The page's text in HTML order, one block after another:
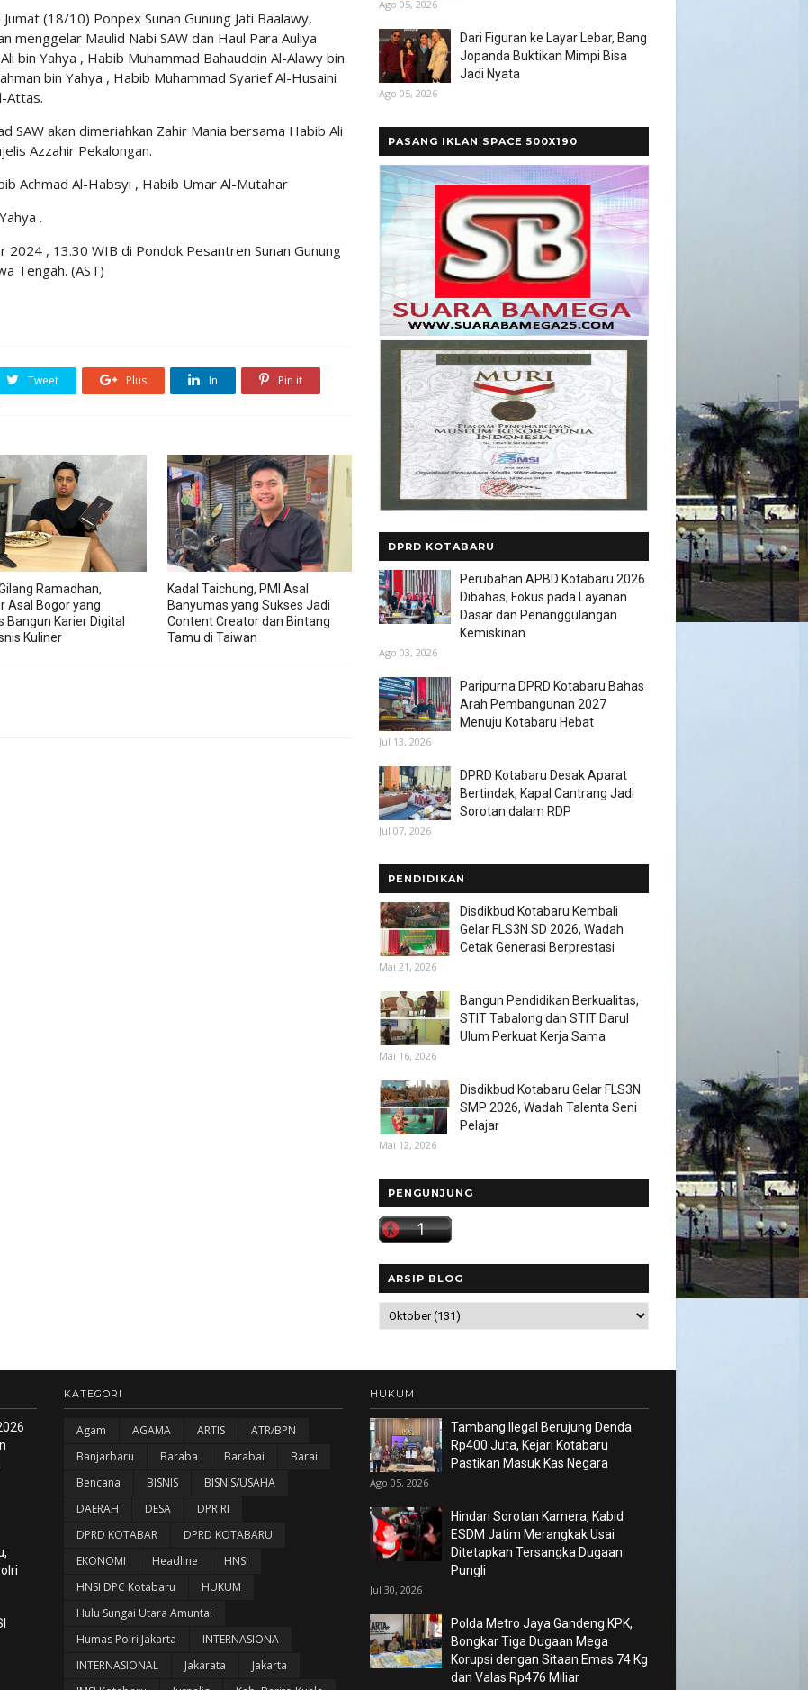
(18/10) Ponpex Sunan Gunung Jati Baalawy,
menggelar Maulid Nabi SAW dan Haul Para Auliya
bin Yahya , Habib Muhammad Bahauddin Al-Alawy bin
bin Yahya , Habib Muhammad Syarief Al-Husaini
Attas.
SAW akan dimeriahkan Zahir Mania bersama Habib Ali
Azzahir Pekalongan.
Achmad Al-Habsyi , Habib Umar Al-Mutahar
.
2024 , 13.30 WIB di Pondok Pesantren Sunan Gunung
Tengah. (AST)
Tweet Plus In Pin it
Ramadhan,
Asal Bogor yang
Bangun Karier Digital
Kuliner
Kadal Taichung, PMI Asal
Banyumas yang Sukses Jadi
Content Creator dan Bintang
Tamu di Taiwan
Ago 05, 2026
Dari Figuran ke Layar Lebar, Bang
Jopanda Buktikan Mimpi Bisa
Jadi Nyata
Ago 05, 2026
PASANG IKLAN SPACE 500X190
DPRD KOTABARU
Perubahan APBD Kotabaru 2026
Dibahas, Fokus pada Layanan
Dasar dan Penanggulangan
Kemiskinan
Ago 03, 2026
Paripurna DPRD Kotabaru Bahas
Arah Pembangunan 2027
Menuju Kotabaru Hebat
Jul 13, 2026
DPRD Kotabaru Desak Aparat
Bertindak, Kapal Cantrang Jadi
Sorotan dalam RDP
Jul 07, 2026
PENDIDIKAN
Disdikbud Kotabaru Kembali
Gelar FLS3N SD 2026, Wadah
Cetak Generasi Berprestasi
Mai 21, 2026
Bangun Pendidikan Berkualitas,
STIT Tabalong dan STIT Darul
Ulum Perkuat Kerja Sama
Mai 16, 2026
Disdikbud Kotabaru Gelar FLS3N
SMP 2026, Wadah Talenta Seni
Pelajar
Mai 12, 2026
PENGUNJUNG
ARSIP BLOG
KATEGORI
Agam AGAMA ARTIS
ATR/BPN
Banjarbaru
Baraba Barabai
Barai
Bencana
BISNIS
BISNIS/USAHA
DAERAH
DESA
DPR RI
DPRD KOTABAR
DPRD KOTABARU
EKONOMI
Headline
HNSI
HNSI DPC Kotabaru
HUKUM
Hulu Sungai Utara Amuntai
Humas Polri Jakarta
INTERNASIONA
INTERNASIONAL
Jakarata
Jakarta
HUKUM
Tambang Ilegal Berujung Denda
Rp400 Juta, Kejari Kotabaru
Pastikan Masuk Kas Negara
Ago 05, 2026
Hindari Sorotan Kamera, Kabid
ESDM Jatim Merangkak Usai
Ditetapkan Tersangka Dugaan
Pungli
Jul 30, 2026
Polda Metro Jaya Gandeng KPK,
Bongkar Tiga Dugaan Mega
Korupsi dengan Sitaan Emas 74 Kg
dan Valas Rp476 Miliar